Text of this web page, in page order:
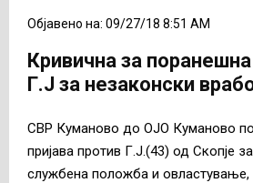
Објавено на: 09/27/18 8:51 AM
Кривична за
Г.Ј за незаконски
СВР Куманово до ОЈО Куманово
пријава против Г.Ј.(43) од Скопје
службена положба и овластување,